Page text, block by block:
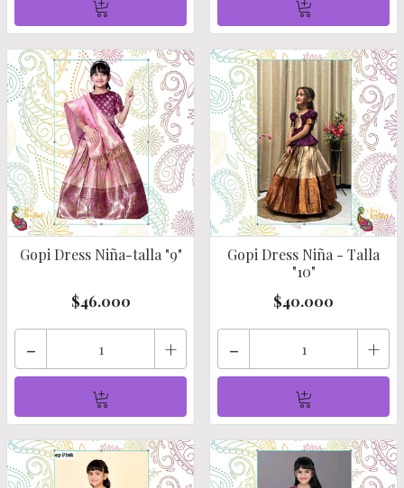
Gopi Dress Niña-talla "9"
$46.000
- +
Gopi Dress Niña - Talla
"10"
$40.000
- +